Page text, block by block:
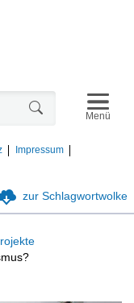
Impressum
Menü
zur Schlagwortwolke